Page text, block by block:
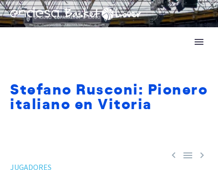
Stefano Rusconi: Pionero
italiano en Vitoria
  
JUGADORES